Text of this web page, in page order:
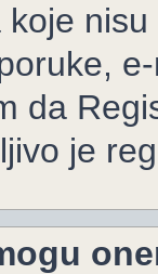
koje
da
je